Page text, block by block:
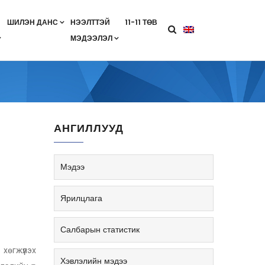
ШИЛЭН ДАНС
НЭЭЛТТЭЙ
МЭДЭЭЛЭЛ
11-11 ТӨВ
АНГИЛЛУУД
Мэдээ
Ярилцлага
Салбарын статистик
Хэвлэлийн мэдээ